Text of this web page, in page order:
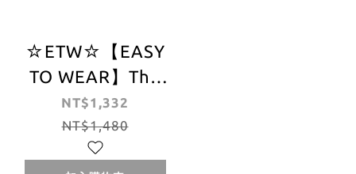
☆ETW☆【EASY
TO WEAR】The
North Face
Recycled 66
Brimmer 北臉 遮
NT$1,332
NT$1,480